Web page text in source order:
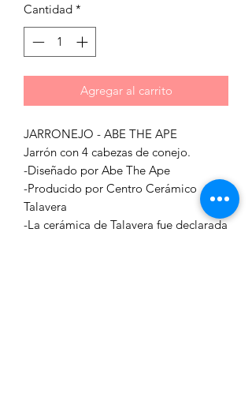
Cantidad *
Agregar al carrito
JARRONEJO - ABE THE APE
Jarrón con 4 cabezas de conejo.
-Diseñado por Abe The Ape
-Producido por Centro Cerámico
Talavera
-La cerámica de Talavera fue declarada